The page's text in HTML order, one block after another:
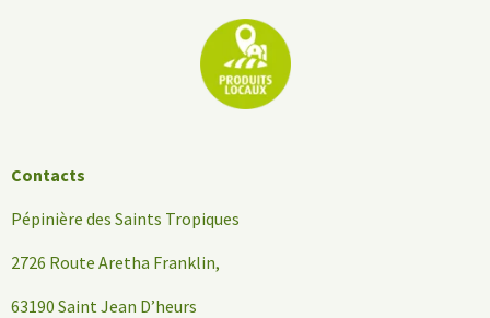
Contacts
Pépinière des Saints Tropiques
2726 Route Aretha Franklin,
63190 Saint Jean D’heurs